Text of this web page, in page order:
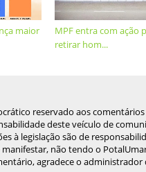
MPF entra com ação
retirar hom...
maior
reservado aos
deste veículo de
à legislação são de
não tendo o
agradece o